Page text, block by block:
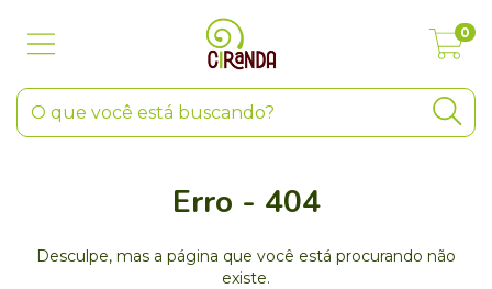
0
Erro - 404
Desculpe, mas a página que você está procurando não
existe.